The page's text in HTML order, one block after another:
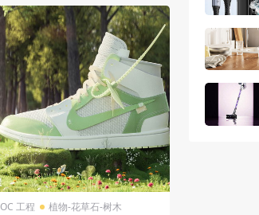
OC 工程 植物-花草石-树木